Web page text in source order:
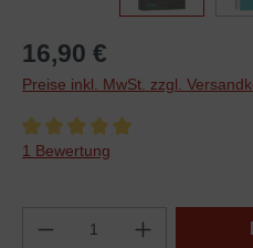
16,90 €
Preise inkl. MwSt. zzgl.
Durchschnittliche Bewertung von
1 Bewertung